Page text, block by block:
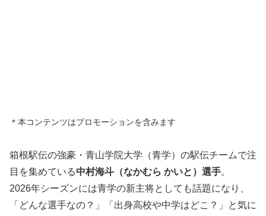
＊本コンテンツはプロモーションを含みます
箱根駅伝の強豪・青山学院大学（青学）の駅伝チームで注
目を集めている中村海斗（なかむら かいと）選手。
2026年シーズンには青学の新主将としても話題になり、
「どんな選手なの？」「出身高校や中学はどこ？」と気に